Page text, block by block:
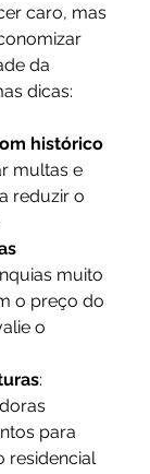
caro, mas
da
dicas:
histórico
multas e
reduzir o
muito
o preço do
o
:
para
residencial